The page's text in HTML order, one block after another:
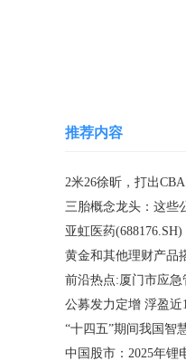
推荐内容
三胎概念龙头：这些
黄金和其他理财产品
公募发力定增 浮盈近
“十四五”期间我国智
中国股市：2025年锂